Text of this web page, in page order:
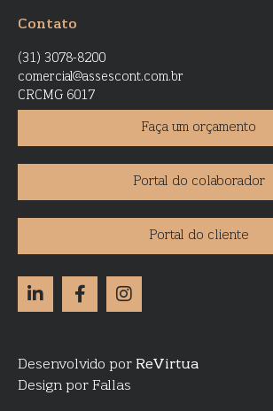
Contato
(31) 3078-8200
comercial@assescont.com.br
CRCMG 6017
Faça um orçamento
Portal do colaborador
Portal do cliente
Desenvolvido por ReVirtua
Design por Fallas